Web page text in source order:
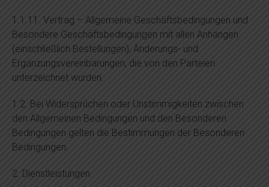
1.1.11. Vertrag – Allgemeine Geschäftsbedingungen und
Besondere Geschäftsbedingungen mit allen Anhängen
(einschließlich Bestellungen), Änderungs- und
Ergänzungsvereinbarungen, die von den Parteien
unterzeichnet wurden.
1.2. Bei Widersprüchen oder Unstimmigkeiten zwischen
den Allgemeinen Bedingungen und den Besonderen
Bedingungen gelten die Bestimmungen der Besonderen
Bedingungen.
2. Dienstleistungen